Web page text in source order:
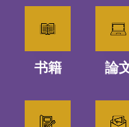
书籍 論